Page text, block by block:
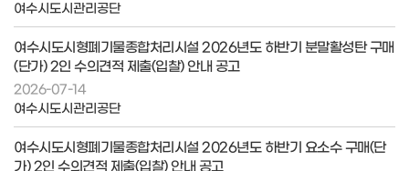
여수시도시관리공단
여수시도시형폐기물종합처리시설 2026년도 하반기 분말활성탄 구매
(단가) 2인 수의견적 제출(입찰) 안내 공고
2026-07-14
여수시도시관리공단
여수시도시형폐기물종합처리시설 2026년도 하반기 요소수 구매(단
가) 2인 수의견적 제출(입찰) 안내 공고